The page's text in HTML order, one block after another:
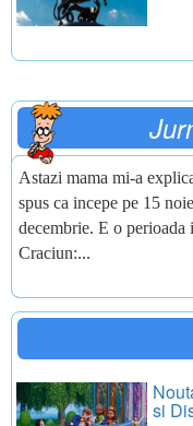
Astazi mama mi-a
spus ca incepe pe 15
decembrie. E o perioada
Craciun:...
si